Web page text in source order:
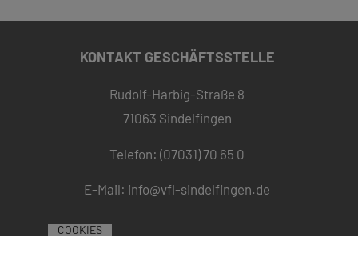
KONTAKT GESCHÄFTSSTELLE
Rudolf-Harbig-Straße 8
71063 Sindelfingen
Telefon: (07031) 70 65 0
E-Mail: info@vfl-sindelfingen.de
COOKIES